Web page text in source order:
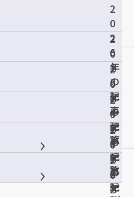
2
0
2
6
年
の
記
事
一
覧
2
0
2
5
年
の
記
事
一
覧
2
0
2
4
年
の
記
事
一
2
0
2
3
年
の
記
2
0
2
2
年
2
0
2